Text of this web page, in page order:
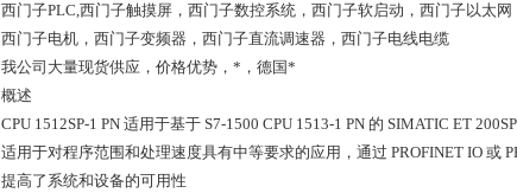
西门子PLC,西门子触摸屏，西门子数控系统，西门子软启动，西门子以太网
西门子电机，西门子变频器，西门子直流调速器，西门子电线电缆
我公司大量现货供应，价格优势，*，德国*
概述
CPU 1512SP-1 PN 适用于基于 S7-1500 CPU 1513-1 PN 的 SIMATIC ET 200SP
适用于对程序范围和处理速度具有中等要求的应用，通过 PROFINET IO 或
提高了系统和设备的可用性